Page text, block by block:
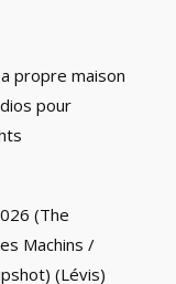
propre maison
pour
(The
Machins /
(Lévis)